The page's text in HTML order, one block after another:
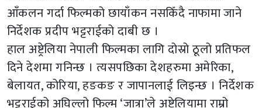
आँकलन गर्दा फिल्मको छायाँकन नसकिँदै नाफामा जाने
निर्देशक प्रदीप भट्टराईको दाबी छ ।
हाल अष्ट्रेलिया नेपाली फिल्मका लागि दोस्रो ठूलो प्रतिफल
दिने देशमा गनिन्छ । त्यसपछिका देशहरुमा अमेरिका,
बेलायत, कोरिया, हङकङ र जापानलाई लिइन्छ । निर्देशक
भट्टराईको अघिल्लो फिल्म ‘जात्रा’ले अष्ट्रेलियामा राम्रो